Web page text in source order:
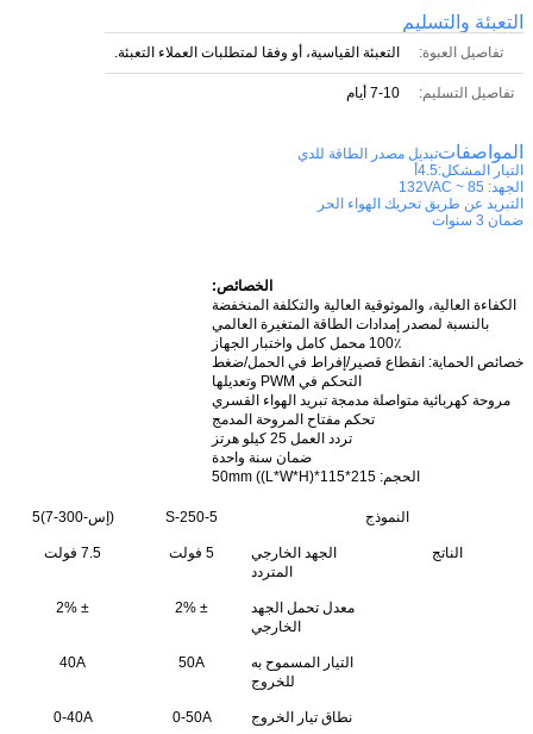
التعبئة والتسليم
تفاصيل العبوة: التعبئة القياسية، أو وفقا لمتطلبات العملاء التعبئة.
تفاصيل التسليم: 7-10 أيام
المواصفاتتبديل مصدر الطاقة للدي
التيار المشكل:4.5أ
الجهد: 85 ~ 132VAC
التبريد عن طريق تحريك الهواء الحر
ضمان 3 سنوات
الخصائص:
الكفاءة العالية، والموثوقية العالية والتكلفة المنخفضة
بالنسبة لمصدر إمدادات الطاقة المتغيرة العالمي
100٪ محمل كامل واختبار الجهاز
خصائص الحماية: انقطاع قصير/إفراط في الحمل/ضغط
التحكم في PWM وتعديلها
مروحة كهربائية متواصلة مدمجة تبريد الهواء القسري
تحكم مفتاح المروحة المدمج
تردد العمل 25 كيلو هرتز
ضمان سنة واحدة
الحجم: 215*115*50mm ((L*W*H)
النموذج S-250-5 (إس-300-7)5
الناتج
الجهد الخارجي
المتردد
5 فولت 7.5 فولت
معدل تحمل الجهد
الخارجي
± 2%
± 2%
التيار المسموح به
للخروج
50A
40A
نطاق تيار الخروج 0-50A
0-40A